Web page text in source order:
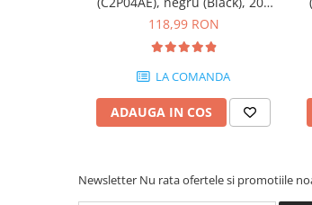
pagini
118,99 RON
LA COMANDA
ADAUGA IN COS
Newsletter Nu rata ofertele si promotiile